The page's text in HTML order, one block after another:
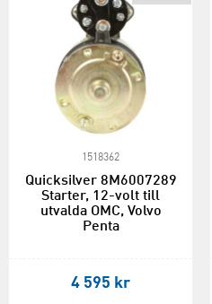
1518362
Quicksilver 8M6007289
Starter, 12-volt till
utvalda OMC, Volvo
Penta
4 595 kr